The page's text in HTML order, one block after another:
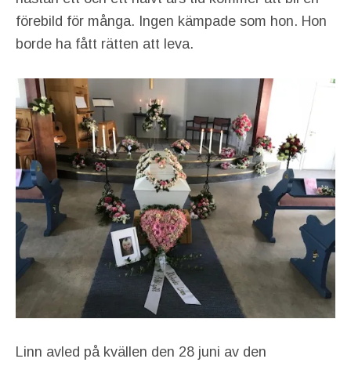
förebild för många. Ingen kämpade som hon. Hon
borde ha fått rätten att leva.
Linn avled på kvällen den 28 juni av den